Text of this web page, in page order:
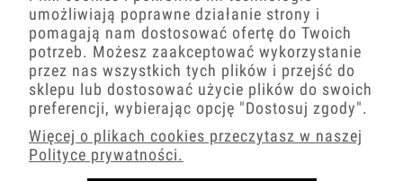
Włącznik Światła Pojedynczy I
Krzyżowy 00/29 Karlik Mini
82,02 zł
+
Włącznik Światła Dwa Krzyżowe
00/29 Karlik Mini
94,60 zł
umożliwiają poprawne działanie strony i
pomagają nam dostosować ofertę do Twoich
potrzeb. Możesz zaakceptować wykorzystanie
przez nas wszystkich tych plików i przejść do
sklepu lub dostosować użycie plików do swoich
preferencji, wybierając opcję "Dostosuj zgody".
Więcej o plikach cookies przeczytasz w naszej
Polityce prywatności.